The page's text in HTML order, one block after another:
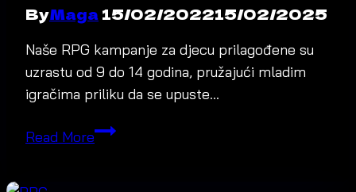
ByMaga15/02/202215/02/2025
Naše RPG kampanje za djecu prilagođene su
uzrastu od 9 do 14 godina, pružajući mladim
igračima priliku da se upuste…
Read MoreRPG